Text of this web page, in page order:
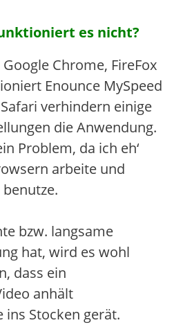
es nicht?
Chrome, FireFox
Enounce MySpeed
verhindern einige
die Anwendung.
Problem, da ich eh‘
arbeite und
bzw. langsame
hat, wird es wohl
dass ein
anhält
ins Stocken gerät.